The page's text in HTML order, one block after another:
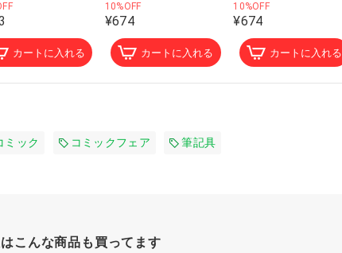
カートに入れる
10%OFF
¥674
カートに入れる
10%OFF
¥674
カートに入れる
ミック コミックフェア 筆記具
こんな商品も買ってます